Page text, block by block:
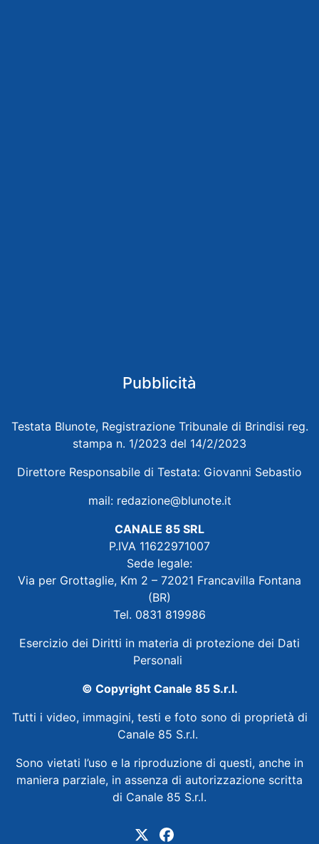
Pubblicità
Testata Blunote, Registrazione Tribunale di Brindisi reg.
stampa n. 1/2023 del 14/2/2023
Direttore Responsabile di Testata: Giovanni Sebastio
mail: redazione@blunote.it
CANALE 85 SRL
P.IVA 11622971007
Sede legale:
Via per Grottaglie, Km 2 – 72021 Francavilla Fontana
(BR)
Tel. 0831 819986
Esercizio dei Diritti in materia di protezione dei Dati
Personali
© Copyright Canale 85 S.r.l.
Tutti i video, immagini, testi e foto sono di proprietà di
Canale 85 S.r.l.
Sono vietati l’uso e la riproduzione di questi, anche in
maniera parziale, in assenza di autorizzazione scritta
di Canale 85 S.r.l.